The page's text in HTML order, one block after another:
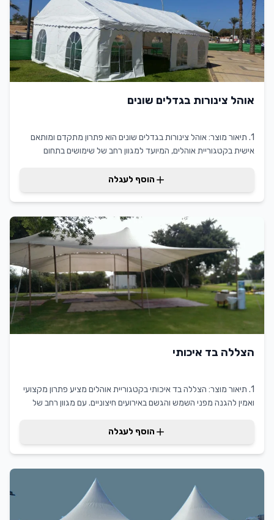
אוהל צינורות בגדלים שונים
1. תיאור מוצר: אוהל צינורות בגדלים שונים הוא פתרון מתקדם ומותאם
אישית בקטגוריית אוהלים, המיועד למגוון רחב של שימושים בתחום
מפני תנאי מזג האוויר ומאפשר התקנה קלה ומהירה. היתרונות הבולטים
הוסף לעגלה
הצללה בד איכותי
1. תיאור מוצר: הצללה בד איכותי בקטגוריית אוהלים מציע פתרון מקצועי
ואמין להגנה מפני השמש והגשם באירועים חיצוניים. עם מגוון רחב של
ריהוט. יתרונותיו כוללים עמידות גבוהה בתנאי מזג האוויר, התקנה קלה
המוצר, המבטיח אירועים מוצלחים ונעימים במגוון תנאים.
הוסף לעגלה